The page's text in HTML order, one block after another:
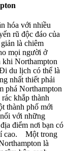
hóa với nhiều
rũ độc đáo của
là chiêm
mọi người ở
khi Northampton
du lịch có thể là
nhất thiết phải
phá Northampton
khắp thành
thành phố mới
với những
điểm nơi bạn có
cao. Một trong
là